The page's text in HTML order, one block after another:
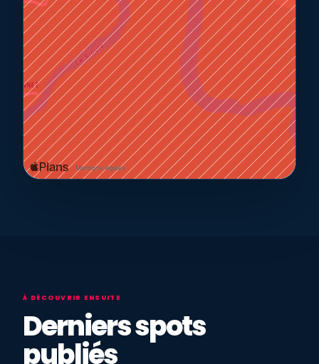
À DÉCOUVRIR ENSUITE
Derniers spots
publiés